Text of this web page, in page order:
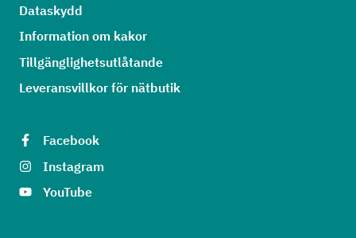
Dataskydd
Information om kakor
Tillgänglighetsutlåtande
Leveransvillkor för nätbutik
Facebook
Instagram
YouTube